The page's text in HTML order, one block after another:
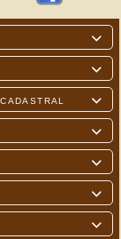






